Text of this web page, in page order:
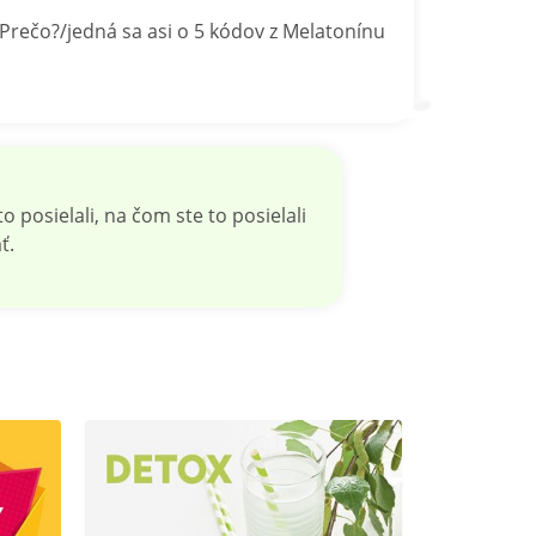
jedná sa asi o 5 kódov z Melatonínu
posielali, na čom ste to posielali